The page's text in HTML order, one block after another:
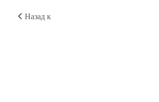
Назад к